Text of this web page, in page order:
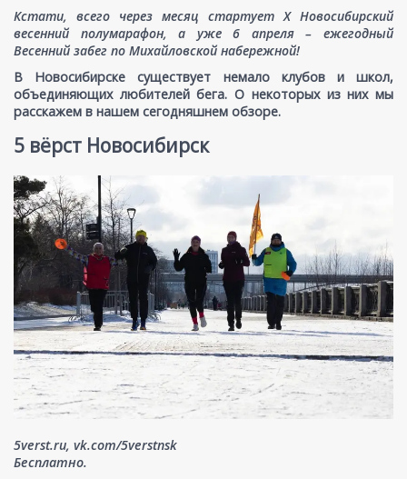
Кстати, всего через месяц стартует Х Новосибирский
весенний полумарафон, а уже 6 апреля – ежегодный
Весенний забег по Михайловской набережной!
В Новосибирске существует немало клубов и школ,
объединяющих любителей бега. О некоторых из них мы
расскажем в нашем сегодняшнем обзоре.
5 вёрст Новосибирск
5verst.ru, vk.com/5verstnsk
Бесплатно.